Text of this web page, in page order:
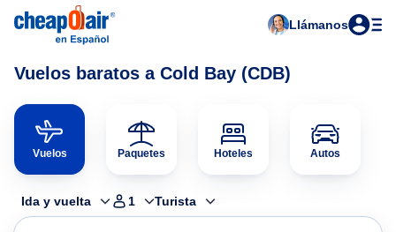
Llámanos
Vuelos baratos a Cold Bay (CDB)
Vuelos Paquetes Hoteles Autos
Ida y vuelta 1 Turista